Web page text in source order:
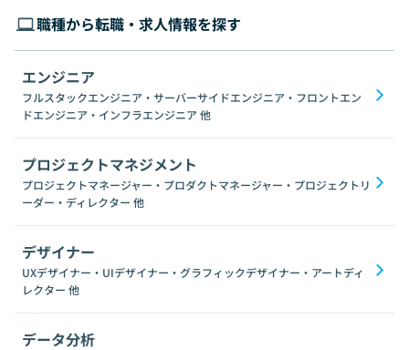
職種から転職・求人情報を探す
エンジニア
フルスタックエンジニア・サーバーサイドエンジニア・フロントエン
ドエンジニア・インフラエンジニア 他
プロジェクトマネジメント
プロジェクトマネージャー・プロダクトマネージャー・プロジェクトリ
ーダー・ディレクター 他
デザイナー
UXデザイナー・UIデザイナー・グラフィックデザイナー・アートディ
レクター 他
データ分析